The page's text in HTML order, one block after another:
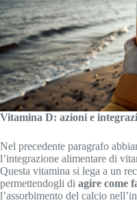
Vitamina D: azioni e
Nel precedente paragrafo
l’integrazione alimentare di
Questa vitamina si lega a un
permettendogli di agire come
l’assorbimento del calcio